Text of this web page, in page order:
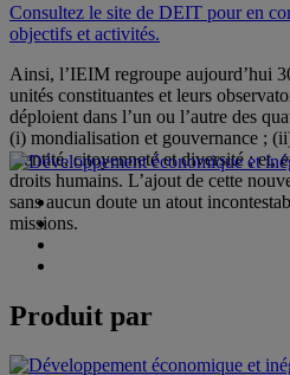
Consultez le site de DEIT pour en
objectifs et activités.
Ainsi, l’IEIM regroupe aujourd’hui
unités constituantes et leurs
déploient dans l’un ou l’autre des
(i) mondialisation et gouvernance ;
identité, citoyenneté et diversité ; et,
droits humains. L’ajout de cette
sans aucun doute un atout
missions.
Produit par